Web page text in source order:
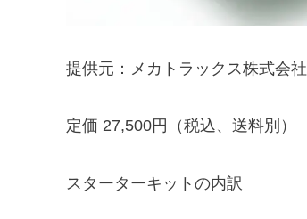
提供元：メカトラックス株式会社
定価 27,500円（税込、送料別）
スターターキットの内訳